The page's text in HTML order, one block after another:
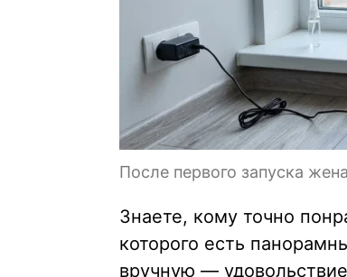
После первого запуска
Знаете, кому точно
которого есть
вручную —